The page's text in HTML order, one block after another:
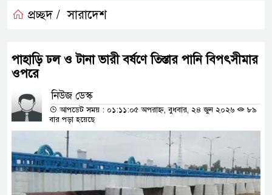
প্রচ্ছদ / সারাদেশ
পাহাড়ি ঢল ও টানা ভারী বর্ষণে তিস্তার পানি বিপৎসীমার
ওপরে
নিউজ ডেস্ক
আপডেট সময় : ০১:১১:০৫ অপরাহ্ন, বুধবার, ২৪ জুন ২০২৬
৮৯
বার পড়া হয়েছে